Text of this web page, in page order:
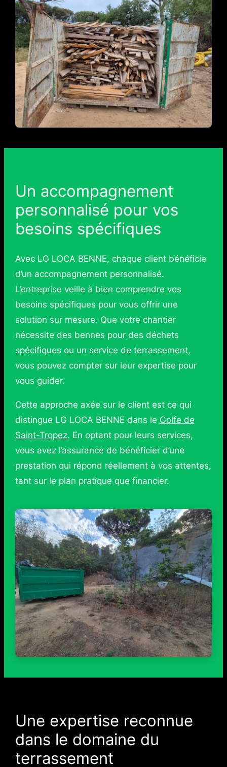
Un accompagnement
personnalisé pour vos
besoins spécifiques
Avec LG LOCA BENNE, chaque client bénéficie
d’un accompagnement personnalisé.
L’entreprise veille à bien comprendre vos
besoins spécifiques pour vous offrir une
solution sur mesure. Que votre chantier
nécessite des bennes pour des déchets
spécifiques ou un service de terrassement,
vous pouvez compter sur leur expertise pour
vous guider.
Cette approche axée sur le client est ce qui
distingue LG LOCA BENNE dans le Golfe de
Saint-Tropez. En optant pour leurs services,
vous avez l’assurance de bénéficier d’une
prestation qui répond réellement à vos attentes,
tant sur le plan pratique que financier.
Une expertise reconnue
dans le domaine du
terrassement